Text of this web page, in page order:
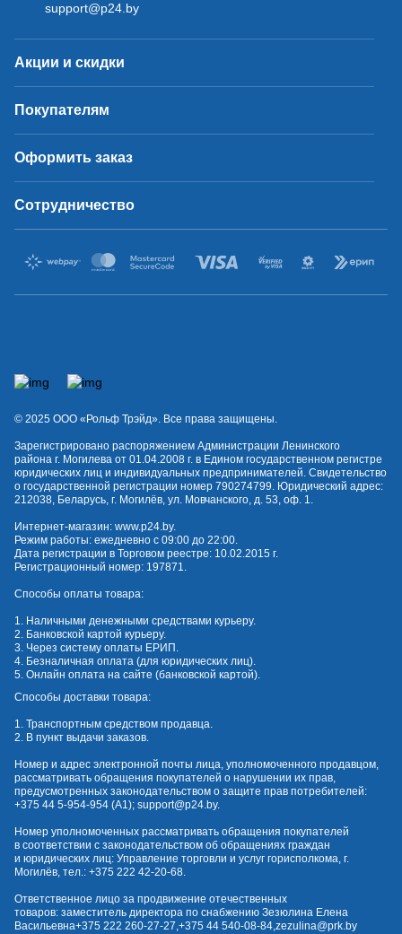
support@p24.by
Акции и скидки
Покупателям
Оформить заказ
Сотрудничество
© 2025 OOO «Рольф Трэйд». Все права защищены.
Зарегистрировано распоряжением Администрации Ленинского
района г. Могилева от 01.04.2008 г. в Едином государственном регистре
юридических лиц и индивидуальных предпринимателей. Свидетельство
о государственной регистрации номер 790274799. Юридический адрес:
212038, Беларусь, г. Могилёв, ул. Мовчанского, д. 53, оф. 1.
Интернет-магазин: www.p24.by.
Режим работы: ежедневно с 09:00 до 22:00.
Дата регистрации в Торговом реестре: 10.02.2015 г.
Регистрационный номер: 197871.
Способы оплаты товара:
1. Наличными денежными средствами курьеру.
2. Банковской картой курьеру.
3. Через систему оплаты ЕРИП.
4. Безналичная оплата (для юридических лиц).
5. Онлайн оплата на сайте (банковской картой).
Способы доставки товара:
1. Транспортным средством продавца.
2. В пункт выдачи заказов.
Номер и адрес электронной почты лица, уполномоченного продавцом,
рассматривать обращения покупателей о нарушении их прав,
предусмотренных законодательством о защите прав потребителей:
+375 44 5-954-954 (А1); support@p24.by.
Номер уполномоченных рассматривать обращения покупателей
в соответствии с законодательством об обращениях граждан
и юридических лиц: Управление торговли и услуг горисполкома, г.
Могилёв, тел.: +375 222 42-20-68.
Ответственное лицо за продвижение отечественных
товаров: заместитель директора по снабжению Зезюлина Елена
Васильевна+375 222 260-27-27,+375 44 540-08-84,zezulina@prk.by